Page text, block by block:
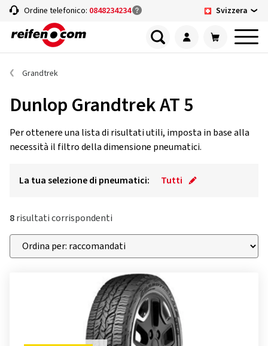
Ordine telefonico: 0848234234 Svizzera
Grandtrek
Dunlop Grandtrek AT 5
Per ottenere una lista di risultati utili, imposta in base alla
necessità il filtro della dimensione pneumatici.
La tua selezione di pneumatici: Tutti
8risultati corrispondenti